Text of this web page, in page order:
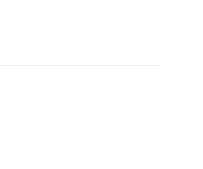
Sie Ihren